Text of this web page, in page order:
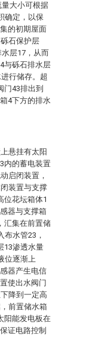
大小可根据
确定，以保
的初期屋面
石保护层
层17，从而
与砾石排水层
行储存。超
门43排出到
4下方的排水
悬挂有太阳
内的蓄电装置
启闭装置，
装置与支撑
位花坛箱体1
器与支撑箱
汇集在前置储
布水管23，
13渗透水量
位逐渐上
器产生电信
使出水阀门
降到一定高
前置储水箱
阳能发电板在
证电路控制